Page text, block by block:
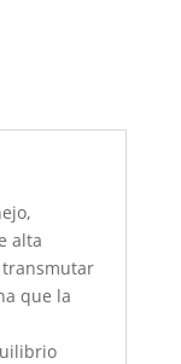
alta
que la